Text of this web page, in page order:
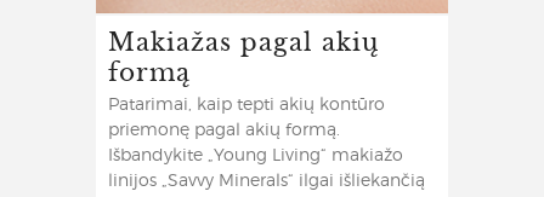
Makiažas pagal akių
formą
Patarimai, kaip tepti akių kontūro
priemonę pagal akių formą.
Išbandykite „Young Living“ makiažo
linijos „Savvy Minerals“ ilgai išliekančią